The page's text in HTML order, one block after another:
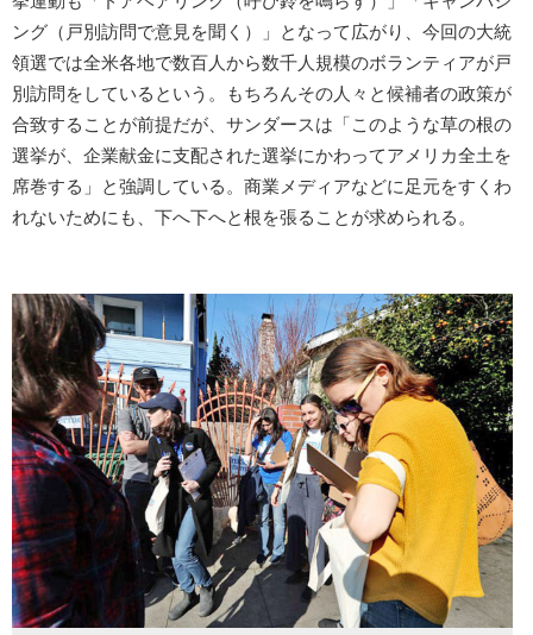
ング（戸別訪問で意見を聞く）」となって広がり、今回の大統
領選では全米各地で数百人から数千人規模のボランティアが戸
別訪問をしているという。もちろんその人々と候補者の政策が
合致することが前提だが、サンダースは「このような草の根の
選挙が、企業献金に支配された選挙にかわってアメリカ全土を
席巻する」と強調している。商業メディアなどに足元をすくわ
れないためにも、下へ下へと根を張ることが求められる。